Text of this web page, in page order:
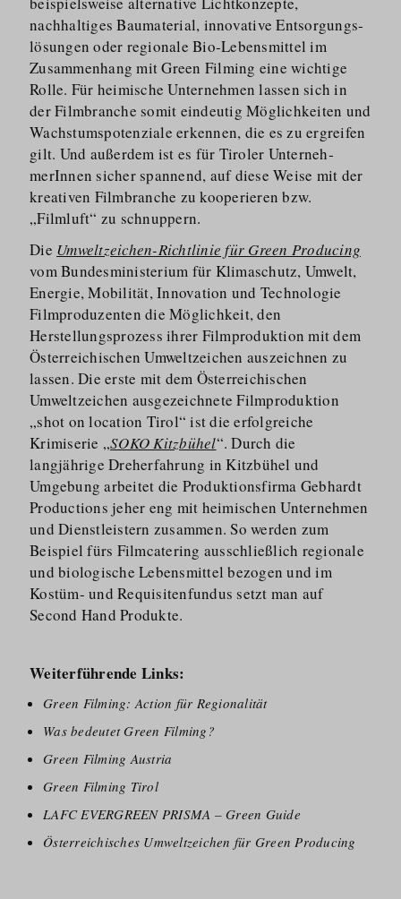
nachhaltiges Baumaterial, innovative Entsorgungs­
lösungen oder regionale Bio-Lebensmittel im
Zusammenhang mit Green Filming eine wichtige
Rolle. Für heimische Unternehmen lassen sich in
der Filmbranche somit eindeutig Möglichkeiten und
Wachstums­po­tenziale erkennen, die es zu ergreifen
gilt. Und außerdem ist es für Tiroler Unterneh­
merInnen sicher spannend, auf diese Weise mit der
kreativen Filmbranche zu kooperieren bzw.
„Filmluft“ zu schnuppern.
Die Umweltzeichen-Richtlinie für Green Producing
vom Bundesmi­nisterium für Klimaschutz, Umwelt,
Energie, Mobilität, Innovation und Technologie
Filmproduzenten die Möglichkeit, den
Herstellungsprozess ihrer Filmproduktion mit dem
Österreichischen Umweltzeichen auszeichnen zu
lassen. Die erste mit dem Österreichischen
Umweltzeichen ausgezeichnete Filmproduktion
„shot on location Tirol“ ist die erfolgreiche
Krimiserie „SOKO Kitzbühel“. Durch die
langjährige Dreherfahrung in Kitzbühel und
Umgebung arbeitet die Produkti­onsfirma Gebhardt
Productions jeher eng mit heimischen Unternehmen
und Dienstleistern zusammen. So werden zum
Beispiel fürs Filmcatering ausschließlich regionale
und biologische Lebensmittel bezogen und im
Kostüm- und Requisitenfundus setzt man auf
Second Hand Produkte.
Weiterführende Links:
Green Filming: Action für Regionalität
Was bedeutet Green Filming?
Green Filming Austria
Green Filming Tirol
LAFC EVERGREEN PRISMA – Green Guide
Österreichisches Umweltzeichen für Green Producing